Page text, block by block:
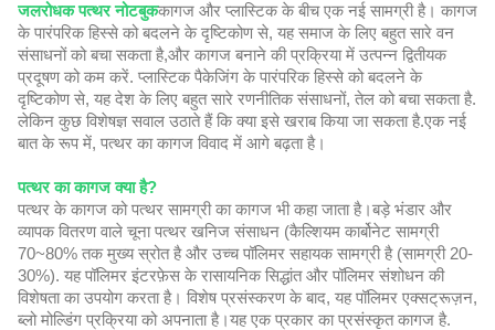
जलरोधक पत्थर नोटबुककागज और प्लास्टिक के बीच एक नई सामग्री है। कागज
के पारंपरिक हिस्से को बदलने के दृष्टिकोण से, यह समाज के लिए बहुत सारे वन
संसाधनों को बचा सकता है,और कागज बनाने की प्रक्रिया में उत्पन्न द्वितीयक
प्रदूषण को कम करें. प्लास्टिक पैकेजिंग के पारंपरिक हिस्से को बदलने के
दृष्टिकोण से, यह देश के लिए बहुत सारे रणनीतिक संसाधनों, तेल को बचा सकता है.
लेकिन कुछ विशेषज्ञ सवाल उठाते हैं कि क्या इसे खराब किया जा सकता है.एक नई
बात के रूप में, पत्थर का कागज विवाद में आगे बढ़ता है।
पत्थर का कागज क्या है?
पत्थर के कागज को पत्थर सामग्री का कागज भी कहा जाता है।बड़े भंडार और
व्यापक वितरण वाले चूना पत्थर खनिज संसाधन (कैल्शियम कार्बोनेट सामग्री
70~80% तक मुख्य स्रोत है और उच्च पॉलिमर सहायक सामग्री है (सामग्री 20-
30%). यह पॉलिमर इंटरफ़ेस के रासायनिक सिद्धांत और पॉलिमर संशोधन की
विशेषता का उपयोग करता है। विशेष प्रसंस्करण के बाद, यह पॉलिमर एक्सट्रूज़न,
ब्लो मोल्डिंग प्रक्रिया को अपनाता है।यह एक प्रकार का प्रसंस्कृत कागज है.